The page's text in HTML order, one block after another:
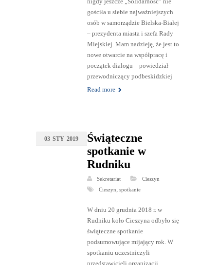
gościła u siebie najważniejszych
osób w samorządzie Bielska-Białej
– prezydenta miasta i szefa Rady
Miejskiej. Mam nadzieję, że jest to
nowe otwarcie na współpracę i
początek dialogu – powiedział
przewodniczący podbeskidzkiej
Read more
03 STY 2019
Świąteczne
spotkanie w
Rudniku
Sekretariat
Cieszyn
Cieszyn spotkanie
W dniu 20 grudnia 2018 r. w
Rudniku koło Cieszyna odbyło się
świąteczne spotkanie
podsumowujące mijający rok. W
spotkaniu uczestniczyli
przedstawicieli organizacji